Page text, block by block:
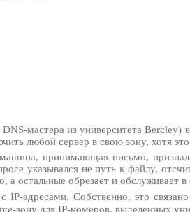
мастера из университета
любой сервер в свою зону, хотя
принимающая письмо,
указывался не путь к файлу,
остальные обрезает и обслуживает в
IP-адресами. Собственно, это
зону для IP-номеров, выделенных